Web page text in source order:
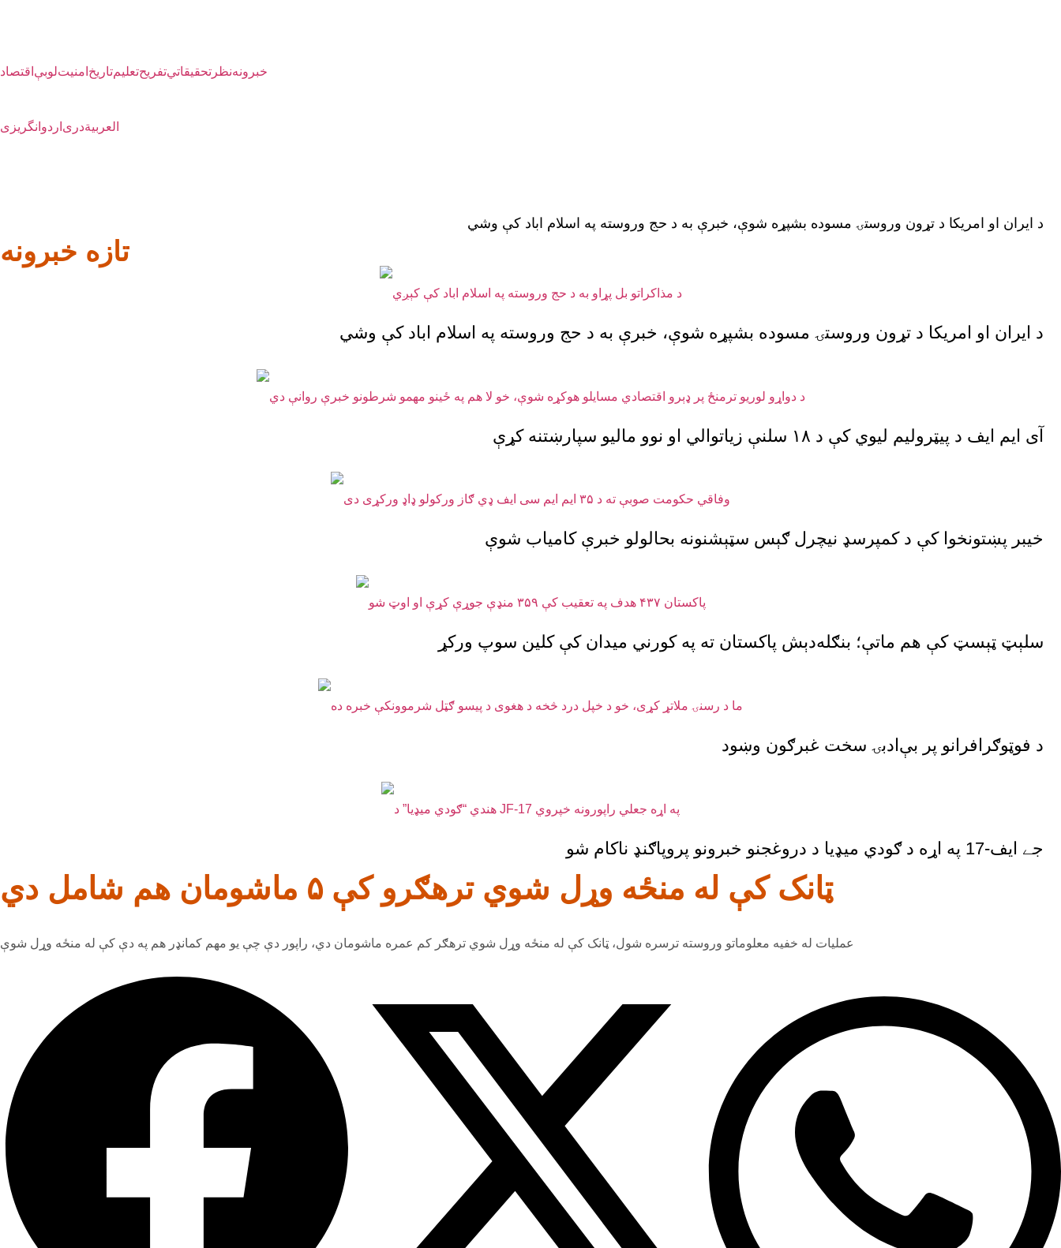
اقتصاد لوبېامنیت تاریختعلیمتفریحتحقیقاتي نظرخبرونه
انگریزی اردو دریالعربية
د ایران او امریکا د تړون وروستۍ مسوده بشپړه شوې، خبرې به د حج وروسته په اسلام اباد کې وشي
تازه خبرونه
د ایران او امریکا د تړون وروستۍ مسوده بشپړه شوې، خبرې به د حج وروسته په اسلام اباد کې وشي
آی ایم ایف د پیټرولیم لیوي کې د ۱۸ سلنې زیاتوالي او نوو مالیو سپارښتنه کړې
خیبر پښتونخوا کې د کمپرسډ نیچرل ګېس سټېشنونه بحالولو خبرې کامیاب شوې
سلېټ ټېسټ کې هم ماتې؛ بنګله‌دېش پاکستان ته په کورني میدان کې کلین سوپ ورکړ
د فوټوګرافرانو پر بې‌ادبۍ سخت غبرګون وښود
جے ایف-17 په اړه د ګودي میډیا د دروغجنو خبرونو پروپاګنډ ناکام شو
ټانک کې له منځه وړل شوي ترهګرو کې ۵ ماشومان هم شامل دي
عملیات له خفیه معلوماتو وروسته ترسره شول، ټانک کې له منځه وړل شوي ترهګر کم عمره ماشومان دي، راپور دې چې یو مهم کمانډر هم په دې کې له منځه وړل شوې